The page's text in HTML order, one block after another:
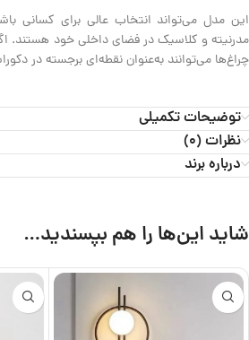
این مدل می‌تواند انتخاب عالی برای کسانی
مدرنیته و کلاسیک در فضای داخلی خود هستند.
چراغ‌ها می‌توانند به‌عنوان نقطه‌ای برجسته در
توضیحات تکمیلی
نظرات (0)
درباره برند
شاید این‌ها را هم بپسندید…